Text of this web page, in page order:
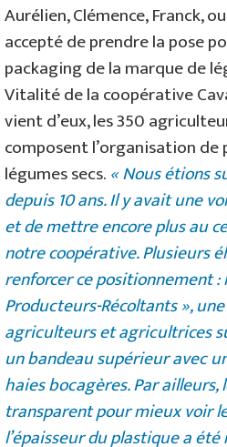
Aurélien, Clémence, Franck,
accepté de prendre la pose
packaging de la marque de
Vitalité de la coopérative
vient d’eux, les 350
composent l’organisation de
légumes secs.« Nous étions
depuis 10 ans. Il y avait une
et de mettre encore plus au
notre coopérative. Plusieurs
renforcer ce positionnement
Producteurs-Récoltants »,
agriculteurs et agricultrices
un bandeau supérieur avec
haies bocagères. Par ailleurs,
transparent pour mieux voir
l’épaisseur du plastique a